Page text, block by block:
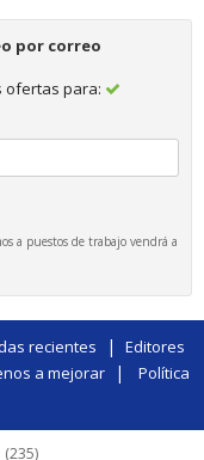
por correo
ofertas para:
a puestos de trabajo vendrá a
recientes | Editores
a mejorar|
Política
(235)